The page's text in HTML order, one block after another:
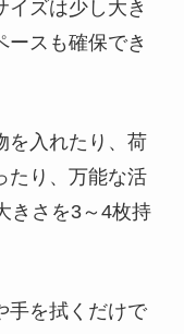
イズは少し大き
ースも確保でき
を入れたり、荷
たり、万能な活
きさを3～4枚持
手を拭くだけで